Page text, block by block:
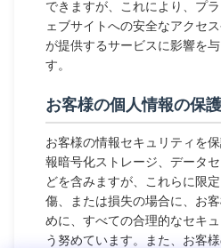
できますが、これにより、プ
ェブサイトへの安全なアクセ
が提供するサービスに影響を
す。
お客様の個人情報の保護
お客様の情報セキュリティを
報暗号化ストレージ、データ
どを含みますが、これらに限
傷、または損失の場合に、お
めに、すべての合理的なセキ
う努めています。また、お客